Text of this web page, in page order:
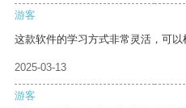
游客
这款软件的学习方式非常灵活，可以
2025-03-13
游客